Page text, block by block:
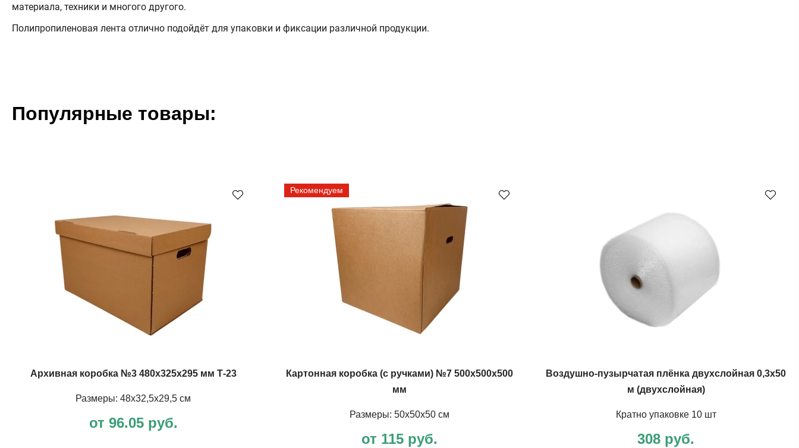
материала, техники и многого другого.
Полипропиленовая лента отлично подойдёт для упаковки и фиксации различной продукции.
Популярные товары:
Архивная коробка №3 480х325х295 мм Т-23
Размеры: 48х32,5х29,5 см
от 96.05 руб.
Рекомендуем
Картонная коробка (с ручками) №7 500х500х500
мм
Размеры: 50х50х50 см
от 115 руб.
Воздушно-пузырчатая плёнка двухслойная 0,3х50
м (двухслойная)
Кратно упаковке 10 шт
308 руб.